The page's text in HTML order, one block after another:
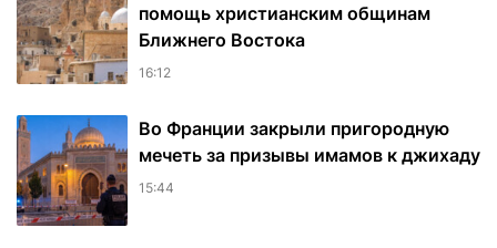
помощь христианским общинам
Ближнего Востока
16:12
Во Франции закрыли пригородную
мечеть за призывы имамов к джихаду
15:44